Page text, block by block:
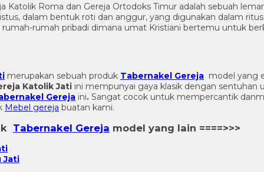
Katolik Roma dan Gereja Ortodoks Timur adalah sebuah
dalam bentuk roti dan anggur, yang digunakan dalam
rumah pribadi dimana umat Kristiani bertemu untuk
merupakan sebuah produk Tabernakel Gereja model yang
Katolik Jati ini mempunyai gaya klasik dengan sentuhan
Gereja ini. Sangat cocok untuk mempercantik
Mebel gereja buatan kami.
Tabernakel Gereja model yang lain ====>>>
Jati